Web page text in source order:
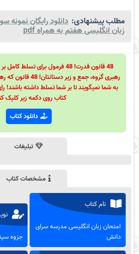
مطلب پیشنهادی: دانلود رایگان
زبان انگلیسی هفتم به همراه pdf
رهبری گروه، جمع و
به شما نمیگویند تا بر شما تسلط داشته باشند!
کتاب روی دکمه زیر کلیک
دانلود کتاب
تبلیغات
مشخصات کتاب
نام کتاب
امتحان زبان انگلیسی مدرسه سرای
دانش
جزوه